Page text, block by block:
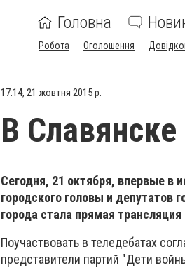
Головна
Робота Оголошення
17:14, 21 жовтня 2015 р.
В
Сегодня, 21 октября, впервые в
городского головы и
города стала прямая
Поучаствовать в теледебатах
представители партий "Дети